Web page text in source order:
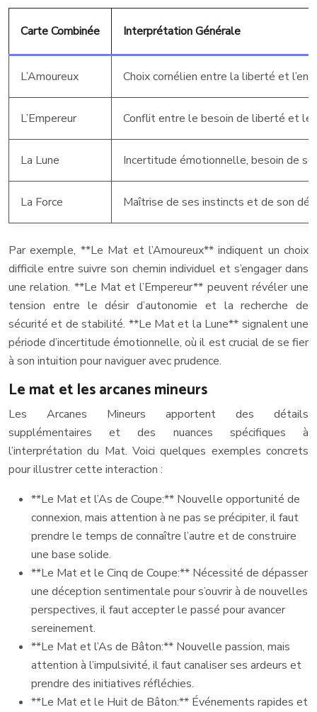
Carte Combinée Interprétation Générale
L’Amoureux Choix cornélien entre la liberté et
L’Empereur Conflit entre le besoin de liberté et le
La Lune Incertitude émotionnelle, besoin de se
La Force Maîtrise de ses instincts et de son
Par exemple, **Le Mat et l’Amoureux** indiquent un choix
difficile entre suivre son chemin individuel et s’engager dans
une relation. **Le Mat et l’Empereur** peuvent révéler une
tension entre le désir d’autonomie et la recherche de
sécurité et de stabilité. **Le Mat et la Lune** signalent une
période d’incertitude émotionnelle, où il est crucial de se fier
à son intuition pour naviguer avec prudence.
Le mat et les arcanes mineurs
Les Arcanes Mineurs apportent des détails
supplémentaires et des nuances spécifiques à
l’interprétation du Mat. Voici quelques exemples concrets
pour illustrer cette interaction :
**Le Mat et l’As de Coupe:** Nouvelle opportunité de
connexion, mais attention à ne pas se précipiter, il faut
prendre le temps de connaître l’autre et de construire
une base solide.
**Le Mat et le Cinq de Coupe:** Nécessité de dépasser
une déception sentimentale pour s’ouvrir à de nouvelles
perspectives, il faut accepter le passé pour avancer
sereinement.
**Le Mat et l’As de Bâton:** Nouvelle passion, mais
attention à l’impulsivité, il faut canaliser ses ardeurs et
prendre des initiatives réfléchies.
**Le Mat et le Huit de Bâton:** Événements rapides et